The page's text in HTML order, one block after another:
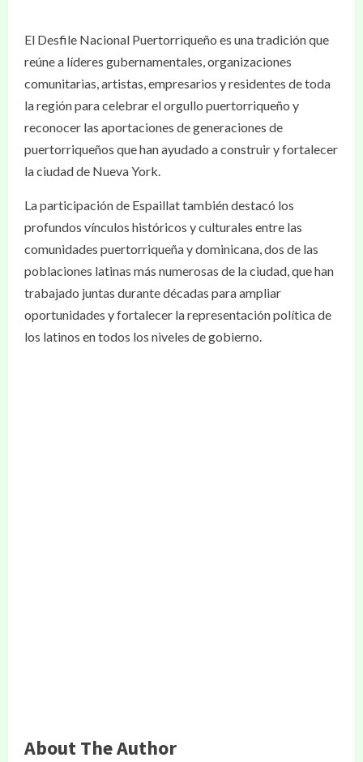
El Desfile Nacional Puertorriqueño es una tradición que
reúne a líderes gubernamentales, organizaciones
comunitarias, artistas, empresarios y residentes de toda
la región para celebrar el orgullo puertorriqueño y
reconocer las aportaciones de generaciones de
puertorriqueños que han ayudado a construir y fortalecer
la ciudad de Nueva York.
La participación de Espaillat también destacó los
profundos vínculos históricos y culturales entre las
comunidades puertorriqueña y dominicana, dos de las
poblaciones latinas más numerosas de la ciudad, que han
trabajado juntas durante décadas para ampliar
oportunidades y fortalecer la representación política de
los latinos en todos los niveles de gobierno.
About The Author